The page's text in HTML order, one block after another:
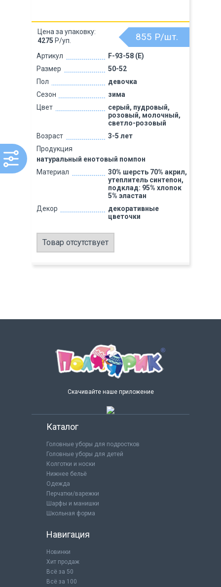
Артикул
F-93-58 (Е)
Размер
50-52
Пол
девочка
Сезон
зима
Цвет
серый, пудровый,
розовый, молочный,
светло-розовый
Возраст
3-5 лет
Продукция
натуральный енотовый помпон
Материал
30% шерсть 70% акрил,
утеплитель синтепон,
подклад: 95% хлопок
5% эластан
Декор
декоративные
цветочки
855 Р/шт.
Цена за упаковку:
4275 Р/уп.
Товар отсутствует
Скачивайте наше приложение
Каталог
Головные уборы для подростков
Головные уборы для детей
Колготки и носки
Нижнее бельё
Одежда
Перчатки/варежки
Шарфы и манишки
Школьная форма
Навигация
Новинки
Хит продаж
Всё за 50
Всё за 100